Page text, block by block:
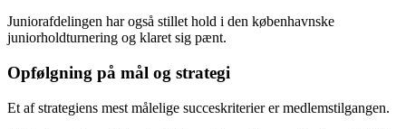
Juniorafdelingen har også stillet hold i den københavnske
juniorholdturnering og klaret sig pænt.
Opfølgning på mål og strategi
Et af strategiens mest målelige succeskriterier er medlemstilgangen.